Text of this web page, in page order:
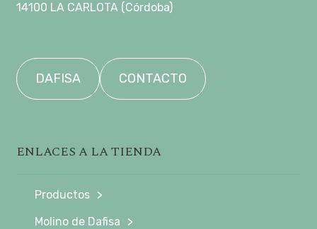
14100 LA CARLOTA (Córdoba)
DAFISA CONTACTO
ENLACES A LA TIENDA
Productos
Molino de Dafisa